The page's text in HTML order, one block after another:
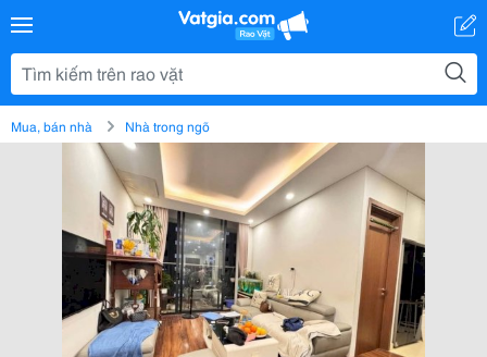
Mua, bán nhà Nhà trong ngõ